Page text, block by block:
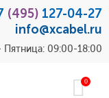
(495) 127-04-27
info@xcabel.ru
Пятница: 09:00-18:00
0